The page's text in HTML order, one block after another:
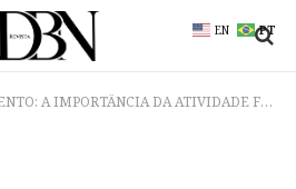
DA ATIVIDADE FÍSICA NA SAÚDE E AUTOCONFIANÇA
EN PT